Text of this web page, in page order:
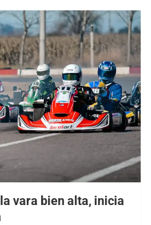
la vara bien alta, inicia